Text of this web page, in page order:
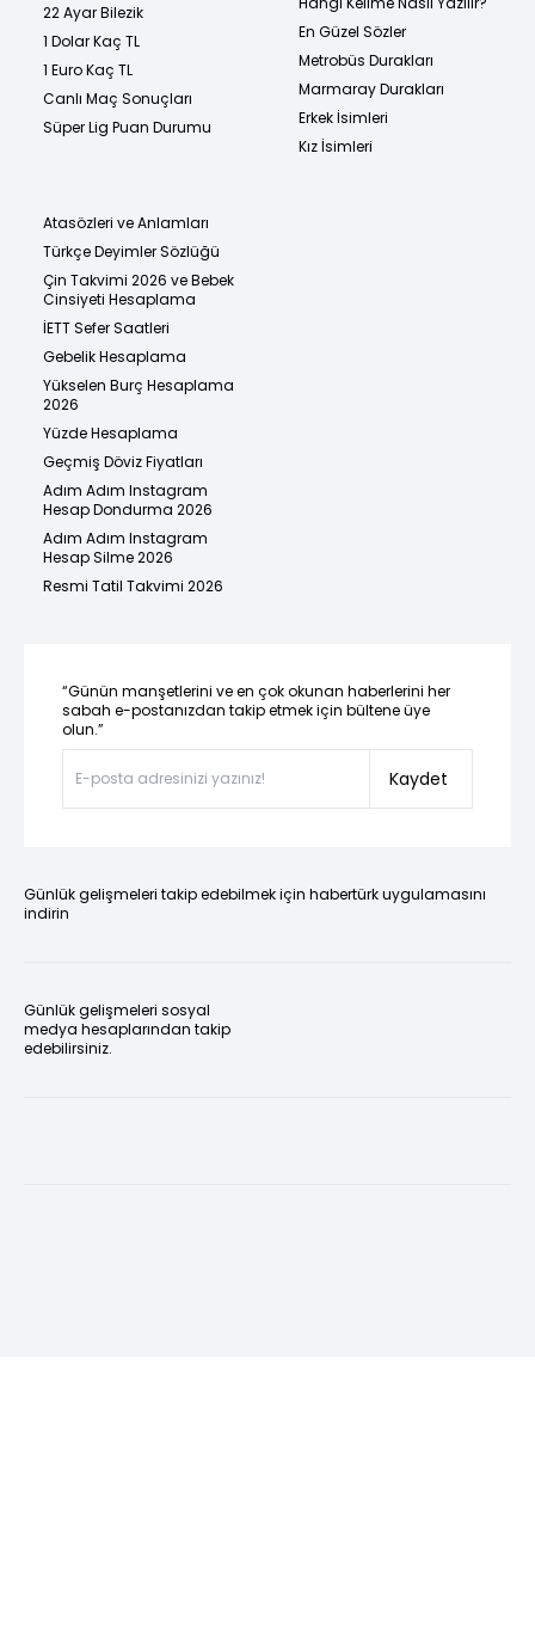
22 Ayar Bilezik
1 Dolar Kaç TL
1 Euro Kaç TL
Canlı Maç Sonuçları
Süper Lig Puan Durumu
En Güzel Sözler
Metrobüs Durakları
Marmaray Durakları
Erkek İsimleri
Kız İsimleri
Atasözleri ve Anlamları
Türkçe Deyimler Sözlüğü
Çin Takvimi 2026 ve Bebek
Cinsiyeti Hesaplama
İETT Sefer Saatleri
Gebelik Hesaplama
Yükselen Burç Hesaplama
2026
Yüzde Hesaplama
Geçmiş Döviz Fiyatları
Adım Adım Instagram
Hesap Dondurma 2026
Adım Adım Instagram
Hesap Silme 2026
Resmi Tatil Takvimi 2026
“Günün manşetlerini ve en çok okunan haberlerini her
sabah e-postanızdan takip etmek için bültene üye
olun.”
Kaydet
Günlük gelişmeleri takip edebilmek için habertürk uygulamasını
indirin
Günlük gelişmeleri sosyal
medya hesaplarından takip
edebilirsiniz.